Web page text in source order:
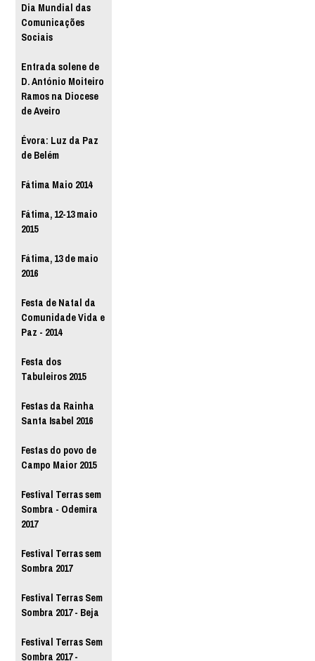
Dia Mundial das
Comunicações
Sociais
Entrada solene de
D. António Moiteiro
Ramos na Diocese
de Aveiro
Évora: Luz da Paz
de Belém
Fátima Maio 2014
Fátima, 12-13 maio
2015
Fátima, 13 de maio
2016
Festa de Natal da
Comunidade Vida e
Paz - 2014
Festa dos
Tabuleiros 2015
Festas da Rainha
Santa Isabel 2016
Festas do povo de
Campo Maior 2015
Festival Terras sem
Sombra - Odemira
2017
Festival Terras sem
Sombra 2017
Festival Terras Sem
Sombra 2017 - Beja
Festival Terras Sem
Sombra 2017 -